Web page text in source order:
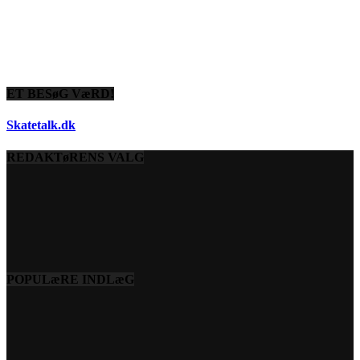
ET BESøG VæRD!
Skatetalk.dk
REDAKTøRENS VALG
POPULæRE INDLæG